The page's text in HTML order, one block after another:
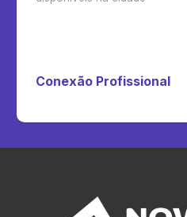
Conexão Profissional